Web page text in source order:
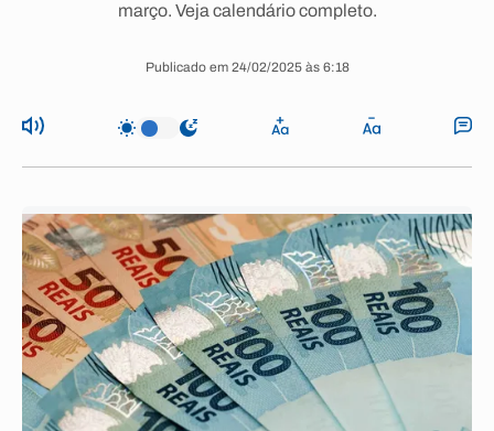
março. Veja calendário completo.
Publicado em 24/02/2025 às 6:18